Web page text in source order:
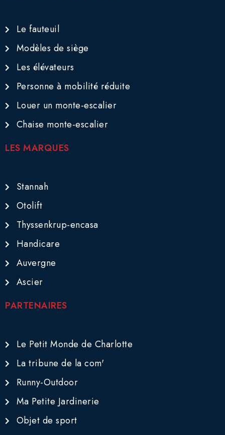
Le fauteuil
Modèles de siège
Les élévateurs
Personne à mobilité réduite
Louer un monte-escalier
Chaise monte-escalier
LES MARQUES
Stannah
Otolift
Thyssenkrup-encasa
Handicare
Auvergne
Ascier
PARTENAIRES
Le Petit Monde de Charlotte
La tribune de la com'
Runny-Outdoor
Ma Petite Jardinerie
Objet de sport